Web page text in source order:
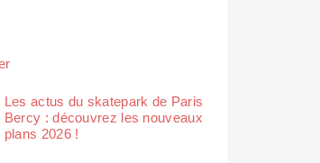
Les actus du skatepark de Paris
Bercy : découvrez les nouveaux
plans 2026 !